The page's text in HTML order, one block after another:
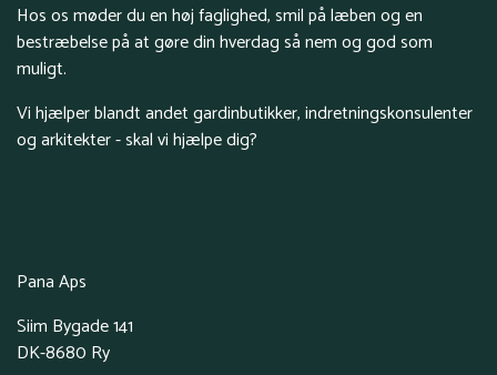
Hos os møder du en høj faglighed, smil på læben og en
bestræbelse på at gøre din hverdag så nem og god som
muligt.
Vi hjælper blandt andet gardinbutikker, indretningskonsulenter
og arkitekter - skal vi hjælpe dig?
Pana Aps
Siim Bygade 141
DK-8680 Ry